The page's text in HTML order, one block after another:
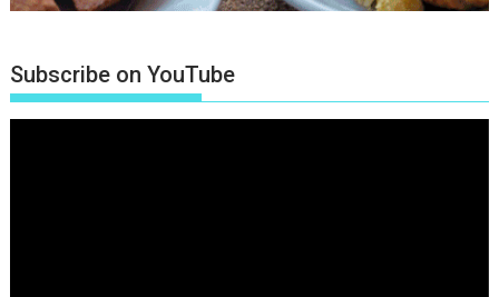
Subscribe on YouTube